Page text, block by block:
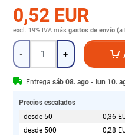
0,52 EUR
excl. 19% IVA más gastos de envío (a
Cantidad
- +
Entrega sáb 08. ago - lun 10.
Precios escalados
desde 50
0,36
desde 500
0,28